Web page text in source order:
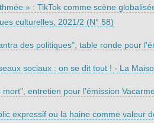
» : TikTok comme scène
culturelles, 2021/2 (N° 58)
des politiques", table ronde pour
sociaux : on se dit tout ! - La
entretien pour l'émission
expressif ou la haine comme valeur